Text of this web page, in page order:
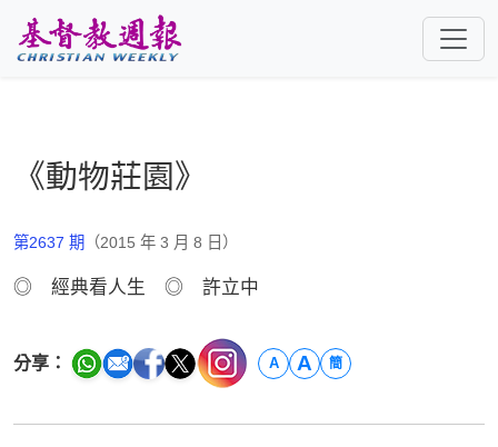
《動物莊園》
第2637 期 （2015 年 3 月 8 日）
◎ 經典看人生 ◎ 許立中
分享： A A 簡